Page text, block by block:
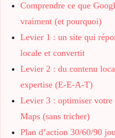
Comprendre ce que
vraiment (et pourquoi)
Levier 1 : un site qui
locale et convertit
Levier 2 : du contenu
expertise (E-E-A-T)
Levier 3 : optimiser
Maps (sans tricher)
Plan d’action 30/60/90